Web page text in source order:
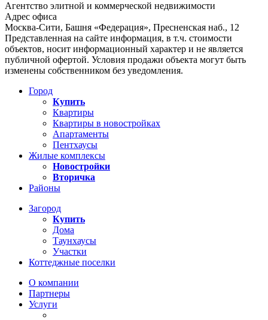
Агентство элитной и коммерческой недвижимости
Адрес офиса
Москва-Сити, Башня «Федерация», Пресненская наб., 12
Представленная на сайте информация, в т.ч. стоимости
объектов, носит информационный характер и не является
публичной офертой. Условия продажи объекта могут быть
изменены собственником без уведомления.
Город
Купить
Квартиры
Квартиры в новостройках
Апартаменты
Пентхаусы
Жилые комплексы
Новостройки
Вторичка
Районы
Загород
Купить
Дома
Таунхаусы
Участки
Коттеджные поселки
О компании
Партнеры
Услуги